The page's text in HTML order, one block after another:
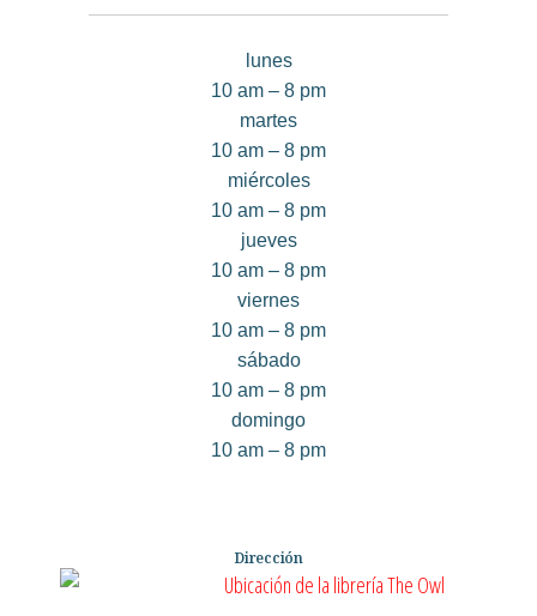
lunes
10 am – 8 pm
martes
10 am – 8 pm
miércoles
10 am – 8 pm
jueves
10 am – 8 pm
viernes
10 am – 8 pm
sábado
10 am – 8 pm
domingo
10 am – 8 pm
Dirección